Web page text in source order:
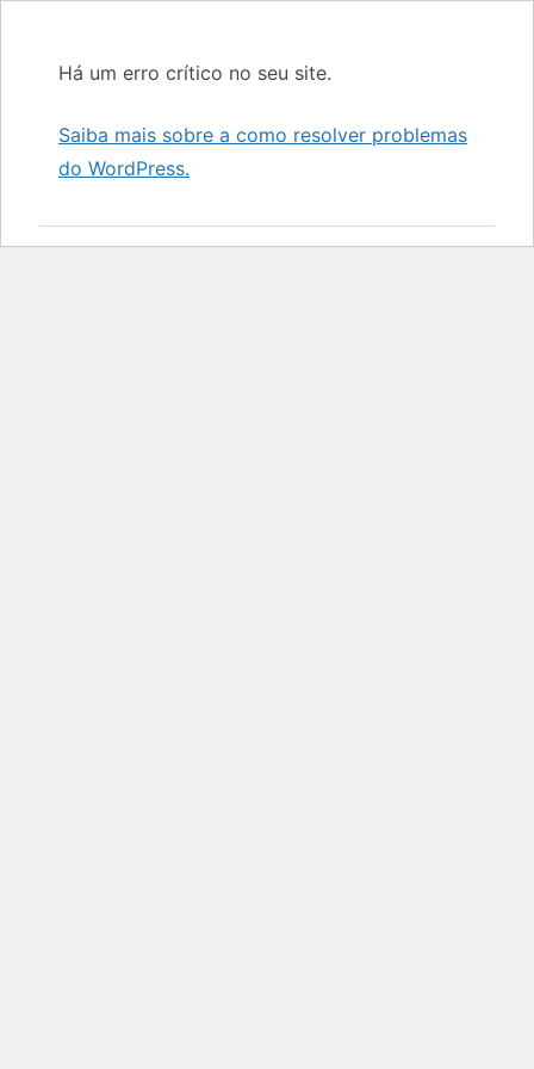
Há um erro crítico no seu site.
Saiba mais sobre a como resolver problemas
do WordPress.